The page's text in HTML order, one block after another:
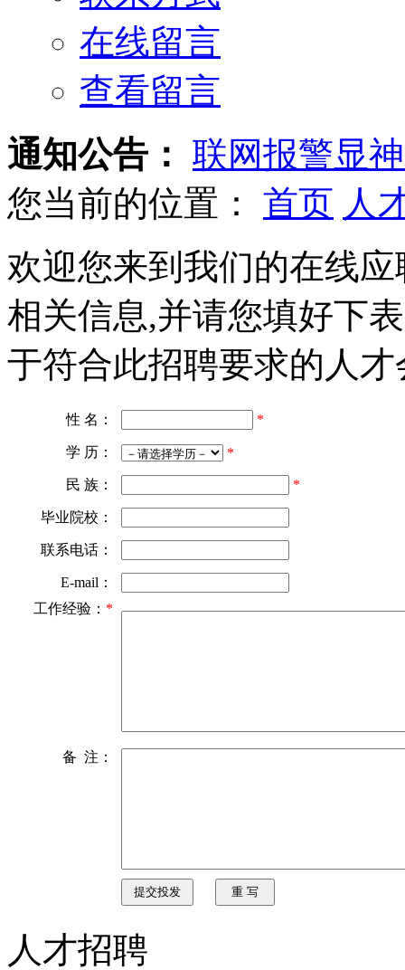
在线留言
查看留言
通知公告： 联网报警显
您当前的位置：
首页 人
欢迎您来到我们的在线
相关信息,并请您填好下
于符合此招聘要求的人
性 名： *
学 历： *
民 族： *
毕业院校：
联系电话：
E-mail：
工作经验： *
备 注：
人才招聘